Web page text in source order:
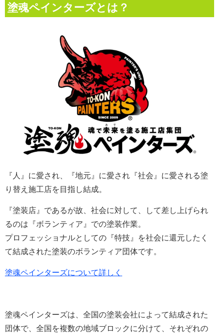
塗魂ペインターズとは？
『人』に愛され、『地元』に愛され『社会』に愛される塗
り替え施工店を目指し結成。
『塗装店』であるが故、社会に対して、
して差し上げられ
るのは『ボランティア』での塗装作業。
プロフェッショナルとしての『特技』を社会に還元したく
て結成された塗装のボランティア団体です。
塗魂ペインターズについて詳しく
塗魂ペインターズは、全国の塗装会社によって結成された
団体で、全国を複数の地域ブロックに分けて、それぞれの